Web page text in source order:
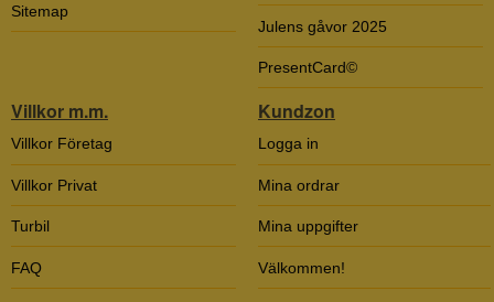
Sitemap
Julens gåvor 2025
PresentCard©
Villkor m.m.
Villkor Företag
Villkor Privat
Turbil
FAQ
Kundzon
Logga in
Mina ordrar
Mina uppgifter
Välkommen!